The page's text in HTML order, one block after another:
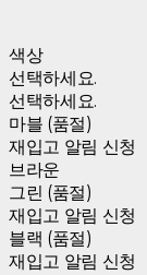
색상
선택하세요.
선택하세요.
마블 (품절)
재입고 알림 신청
브라운
그린 (품절)
재입고 알림 신청
블랙 (품절)
재입고 알림 신청